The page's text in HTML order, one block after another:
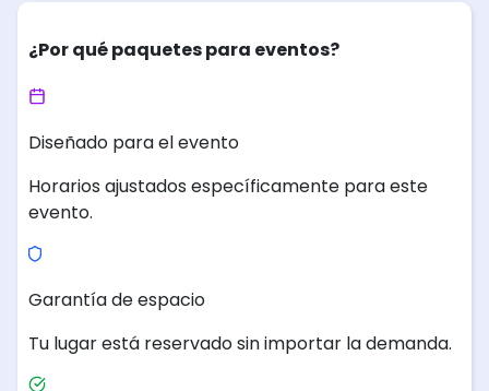
¿Por qué paquetes para eventos?
Diseñado para el evento
Horarios ajustados específicamente para este
evento.
Garantía de espacio
Tu lugar está reservado sin importar la demanda.